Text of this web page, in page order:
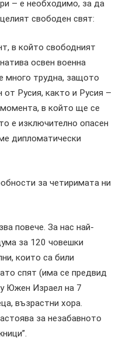
– е необходимо, за да
свободен свят:
в който свободният
освен военна
много трудна, защото
Русия, както и Русия –
в който ще се
е изключително опасен
дипломатически
за четиримата ни
повече. За нас най-
за 120 човешки
които са били
спят (има се предвид
Южен Израел на 7
възрастни хора.
за незабавното